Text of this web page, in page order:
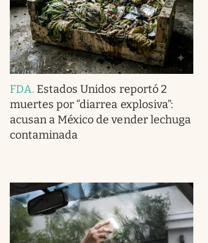
FDA. Estados Unidos reportó 2
muertes por “diarrea explosiva”:
acusan a México de vender lechuga
contaminada